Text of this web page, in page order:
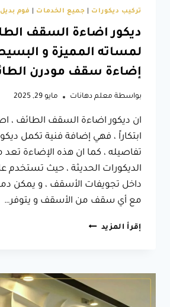
تركيب ديكورات جميع الخدمات فوم
ديكور اضاءة السقف
لمساته المميزة و
إضاءة سقف مودرن
بواسطة معلم دهانات مايو 29, 2025
ان ديكور اضاءة السقف الطائف ،
ابتكاراً ، فهي إضافة فنية تكمل
تفاصيله ، كما ان هذه الإضاءة
الديكورات الحديثة ، حيث تستخدم
داخل تجويفات الأسقف ، و يمكن
مع أي سقف من الأسقف و يتوفر…
إقرأ المزيد ديكور
،
له
لمساته